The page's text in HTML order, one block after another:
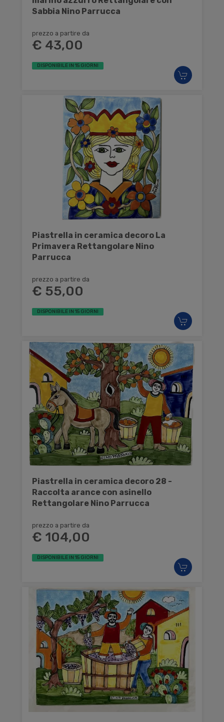
Sabbia Nino Parrucca
prezzo a partire da
€ 43,00
DISPONIBILE IN 15 GIORNI
Piastrella in ceramica decoro La
Primavera Rettangolare Nino
Parrucca
prezzo a partire da
€ 55,00
DISPONIBILE IN 15 GIORNI
Piastrella in ceramica decoro 28 -
Raccolta arance con asinello
Rettangolare Nino Parrucca
prezzo a partire da
€ 104,00
DISPONIBILE IN 15 GIORNI